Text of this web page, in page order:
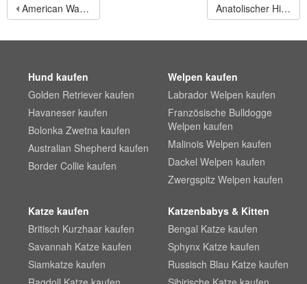
American Water Spaniel Anatolischer Hirtenhund
Hund kaufen
Golden Retriever kaufen
Havaneser kaufen
Bolonka Zwetna kaufen
Australian Shepherd kaufen
Border Collie kaufen
Welpen kaufen
Labrador Welpen kaufen
Französische Bulldogge
Welpen kaufen
Malinois Welpen kaufen
Dackel Welpen kaufen
Zwergspitz Welpen kaufen
Katze kaufen
Britisch Kurzhaar kaufen
Savannah Katze kaufen
Siamkatze kaufen
Katzenbabys & Kitten
Bengal Katze kaufen
Sphynx Katze kaufen
Russisch Blau Katze kaufen